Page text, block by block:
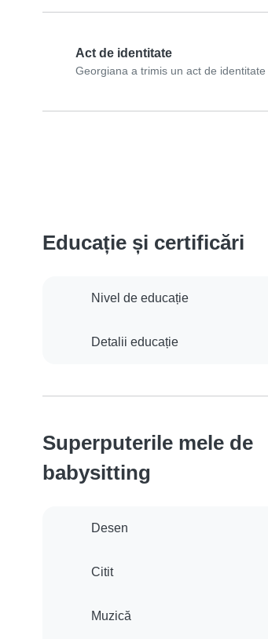
Act de identitate
Georgiana a trimis un act de
Educație și certificări
Nivel de educație
Detalii educație
Superputerile mele de
babysitting
Desen
Citit
Muzică